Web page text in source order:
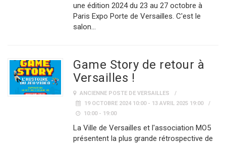
une édition 2024 du 23 au 27 octobre à
Paris Expo Porte de Versailles. C'est le
salon…
Game Story de retour à
Versailles !
ANCIENNE POSTE DE VERSAILLES
19 OCTOBRE 2024 10:00 - 13 AVRIL 2025 19:00
10:00 - 19:00
La Ville de Versailles et l'association MO5
présentent la plus grande rétrospective de